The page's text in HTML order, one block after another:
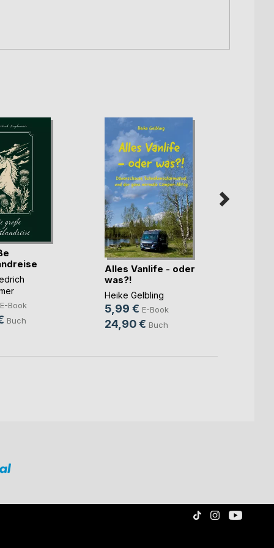
E-Book
Buch
Alles Vanlife - oder
was?!
Heike Gelbling
5,99 € E-Book
24,90 € Buch